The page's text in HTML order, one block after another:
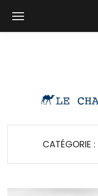
CATÉGORIE :